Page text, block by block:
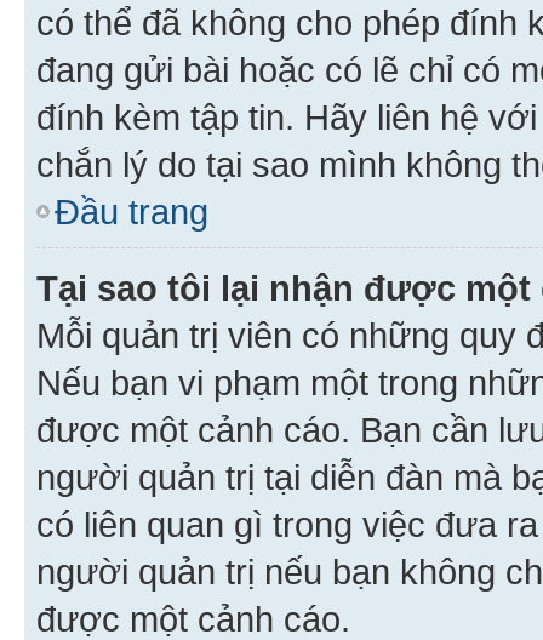
có thể đã không cho phép đính
đang gửi bài hoặc có lẽ chỉ có
đính kèm tập tin. Hãy liên hệ
chắn lý do tại sao mình không
Đầu trang
Tại sao tôi lại nhận được một
Mỗi quản trị viên có những quy
Nếu bạn vi phạm một trong
được một cảnh cáo. Bạn cần
người quản trị tại diễn đàn mà
có liên quan gì trong việc đưa
người quản trị nếu bạn không
được một cảnh cáo.